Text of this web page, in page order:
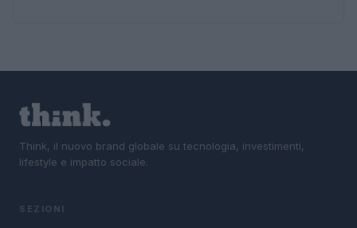
Think, il nuovo brand globale su tecnologia, investimenti,
lifestyle e impatto sociale.
SEZIONI